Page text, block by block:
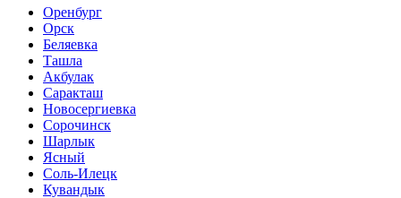
Оренбург
Орск
Беляевка
Ташла
Акбулак
Саракташ
Новосергиевка
Сорочинск
Шарлык
Ясный
Соль-Илецк
Кувандык